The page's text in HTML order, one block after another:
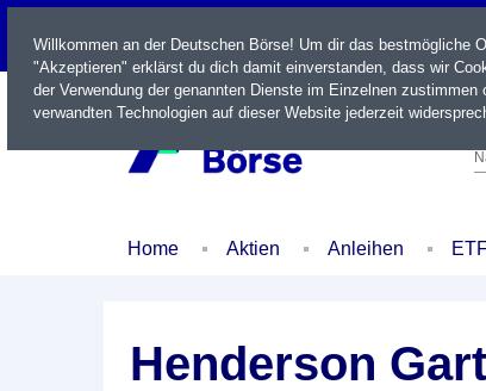
LIVE
Home Aktien Anleihen
Henderson
Willkommen an der Deutschen Börse! Um dir das bestmögliche
"Akzeptieren" erklärst du dich damit einverstanden, dass wir
der Verwendung der genannten Dienste im Einzelnen
verwandten Technologien auf dieser Website jederzeit